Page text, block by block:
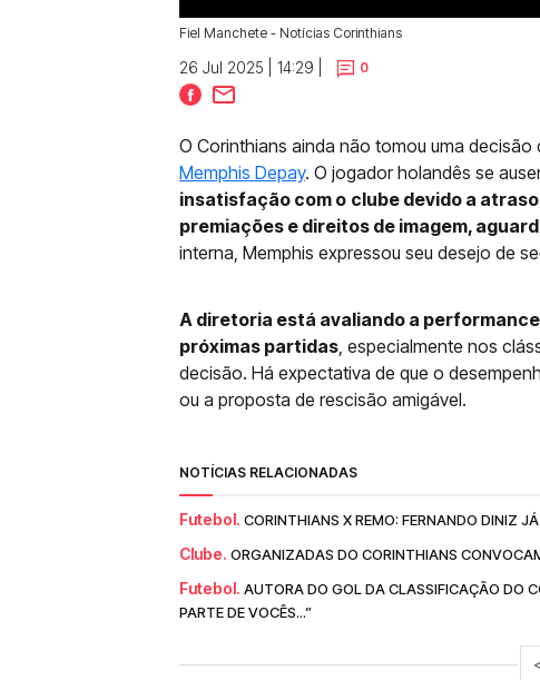
Fiel Manchete - Notícias Corinthians
26 Jul 2025 | 14:29 | 0
O Corinthians ainda não tomou uma decisão
Memphis Depay. O jogador holandês se
insatisfação com o clube devido a
premiações e direitos de imagem,
interna, Memphis expressou seu desejo de
A diretoria está avaliando a
próximas partidas, especialmente nos
decisão. Há expectativa de que o
ou a proposta de rescisão amigável.
NOTÍCIAS RELACIONADAS
Futebol. CORINTHIANS X REMO: FERNANDO DINIZ
Clube. ORGANIZADAS DO CORINTHIANS
Futebol. AUTORA DO GOL DA CLASSIFICAÇÃO DO
PARTE DE VOCÊS...”